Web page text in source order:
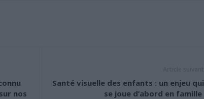
nos
Santé visuelle des enfants : un enjeu qui
se joue d’abord en famille